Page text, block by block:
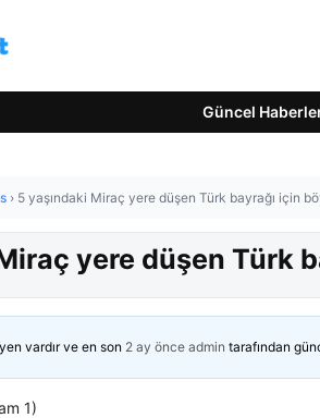
Güncel
› 5 yaşındaki Miraç yere düşen Türk bayrağı için
yere düşen Türk
vardır ve en son 2 ay önce admin tarafından
1)